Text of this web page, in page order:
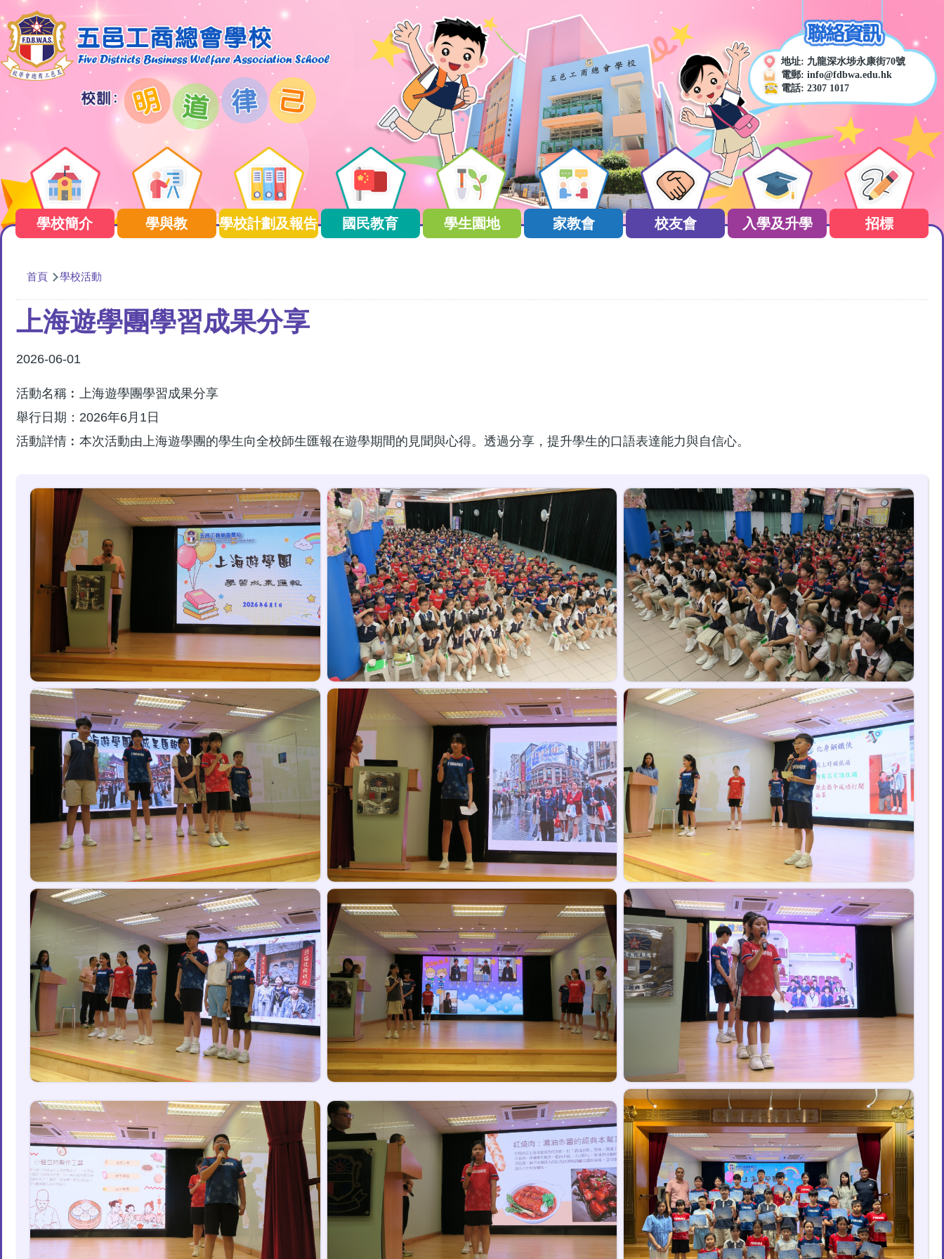
移至主內容
地址: 九龍深水埗永康街70號
電郵:info@fdbwa.edu.hk
電話: 2307 1017
Main
navigation
學校簡介 學與教 學校計劃及報告 國民教育 學生園地 家教會 校友會 入學及升學 招標
航
連
結
首頁 學校活動
上海遊學團學習成果分享
2026-06-01
活動名稱︰上海遊學團學習成果分享
舉行日期：2026年6月1日
活動詳情︰本次活動由上海遊學團的學生向全校師生匯報在遊學期間的見聞與心得。透過分享，提升學生的口語表達能力與自信心。